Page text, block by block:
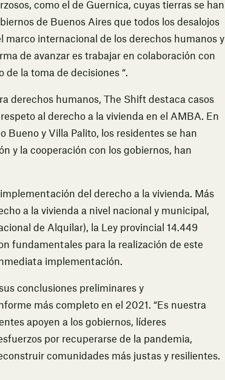
como el de Guernica, cuyas tierras se han
de Buenos Aires que todos los desalojos
internacional de los derechos humanos y
de avanzar es trabajar en colaboración con
de la toma de decisiones “.
derechos humanos, The Shift destaca casos
al derecho a la vivienda en el AMBA. En
Bueno y Villa Palito, los residentes se han
y la cooperación con los gobiernos, han
del derecho a la vivienda. Más
a la vivienda a nivel nacional y municipal,
de Alquilar), la Ley provincial 14.449
fundamentales para la realización de este
implementación.
conclusiones preliminares y
más completo en el 2021. “Es nuestra
apoyen a los gobiernos, líderes
por recuperarse de la pandemia,
comunidades más justas y resilientes.